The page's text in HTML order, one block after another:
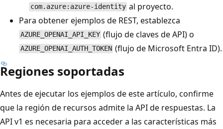
com.azure:azure-identity al proyecto.
Para obtener ejemplos de REST, establezca
AZURE_OPENAI_API_KEY (flujo de claves de API) o
AZURE_OPENAI_AUTH_TOKEN (flujo de Microsoft Entra ID).
Regiones soportadas
Antes de ejecutar los ejemplos de este artículo, confirme
que la región de recursos admite la API de respuestas. La
API v1 es necesaria para acceder a las características más